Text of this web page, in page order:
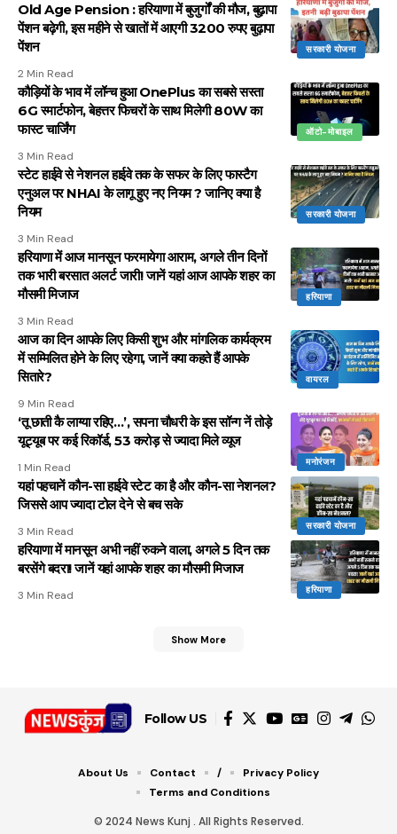
सरकारी योजना
Old Age Pension : हरियाणा में बुजुर्गों की मौज, बुढ़ापा
पेंशन बढ़ेगी, इस महीने से खातों में आएगी 3200 रुपए बुढ़ापा
पेंशन
2 Min Read
ऑटो-मोबाइल
कौड़ियों के भाव में लॉन्च हुआ OnePlus का सबसे सस्ता
6G स्मार्टफोन, बेहत्तर फिचरों के साथ मिलेगी 80W का
फास्ट चार्जिंग
3 Min Read
सरकारी योजना
स्टेट हाईवे से नेशनल हाईवे तक के सफर के लिए फास्टैग
एनुअल पर NHAI के लागू हुए नए नियम ? जानिए क्या है
नियम
3 Min Read
हरियाणा
हरियाणा में आज मानसून फरमायेगा आराम, अगले तीन दिनों
तक भारी बरसात अलर्ट जारी! जानें यहां आज आपके शहर का
मौसमी मिजाज
3 Min Read
वायरल
आज का दिन आपके लिए किसी शुभ और मांगलिक कार्यक्रम
में सम्मिलित होने के लिए रहेगा, जानें क्या कहते हैं आपके
सितारे?
9 Min Read
मनोरंजन
‘तू छाती कै लाग्या रहिए…’, सपना चौधरी के इस सॉन्ग नें तोड़े
यूट्यूब पर कई रिकॉर्ड, 53 करोड़ से ज्यादा मिले व्यूज
1 Min Read
सरकारी योजना
यहां पहचानें कौन-सा हाईवे स्टेट का है और कौन-सा नेशनल?
जिससे आप ज्यादा टोल देने से बच सके
3 Min Read
हरियाणा
हरियाणा में मानसून अभी नहीं रुकने वाला, अगले 5 दिन तक
बरसेंगे बदरा! जानें यहां आपके शहर का मौसमी मिजाज
3 Min Read
Show More
Follow US
© 2024 News Kunj . All Rights Reserved.
About Us Contact /
Privacy Policy
Terms and Conditions